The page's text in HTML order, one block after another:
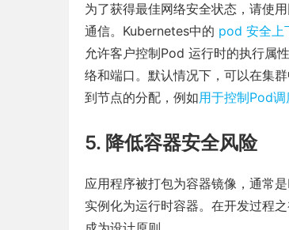
为了获得最佳网络安全状态，请使
通信。Kubernetes中的 pod 安全上
允许客户控制Pod 运行时的执行属
络和端口。默认情况下，可以在集
到节点的分配，例如用于控制Pod
5. 降低容器安全风险
应用程序被打包为容器镜像，通常
实例化为运行时容器。在开发过程